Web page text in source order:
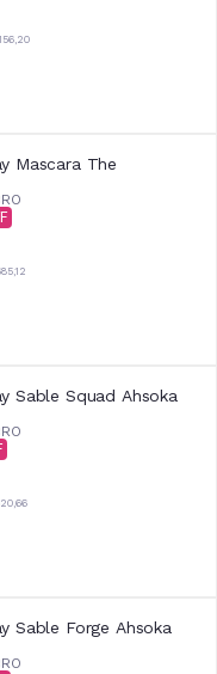
Mascara The
Sable Squad Ahsoka
Sable Forge Ahsoka